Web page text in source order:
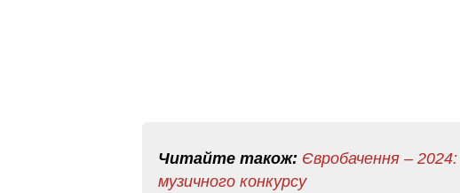
Читайте також: Євробачення –
музичного конкурсу